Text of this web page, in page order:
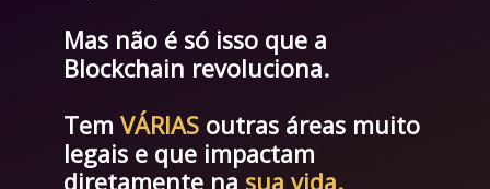
Mas não é só isso que a
Blockchain revoluciona.
Tem VÁRIAS outras áreas muito
legais e que impactam
diretamente na sua vida.